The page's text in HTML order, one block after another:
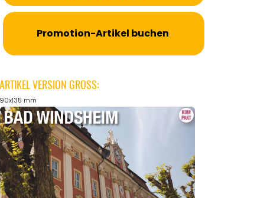
Promotion-Artikel buchen
ARTIKEL VERSION GROSS:
90x135 mm